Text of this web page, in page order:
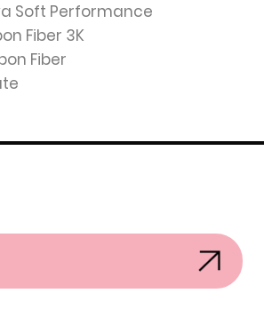
Soft Performance
Fiber 3K
Fiber